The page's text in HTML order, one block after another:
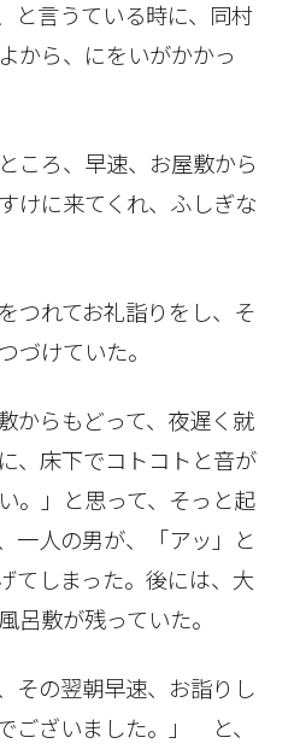
と言うている時に、同村
から、にをいがかかっ
ころ、早速、お屋敷から
けに来てくれ、ふしぎな
つれてお礼詣りをし、そ
づけていた。
からもどって、夜遅く就
、床下でコトコトと音が
。」と思って、そっと起
一人の男が、「アッ」と
てしまった。後には、大
呂敷が残っていた。
その翌朝早速、お詣りし
ございました。」 と、